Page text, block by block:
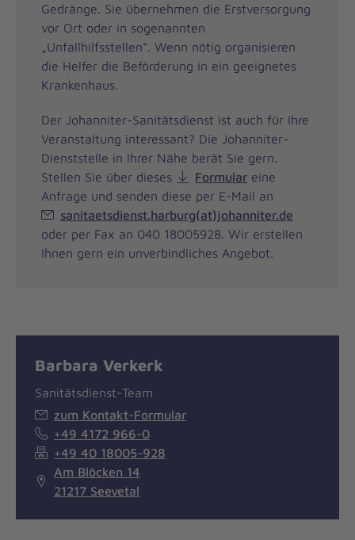
Gedränge. Sie übernehmen die Erstversorgung
vor Ort oder in sogenannten
„Unfallhilfsstellen“. Wenn nötig organisieren
die Helfer die Beförderung in ein geeignetes
Krankenhaus.
Der Johanniter-Sanitätsdienst ist auch für Ihre
Veranstaltung interessant? Die Johanniter-
Dienststelle in Ihrer Nähe berät Sie gern.
Stellen Sie über dieses
Formular eine
Anfrage und senden diese per E-Mail an
sanitaetsdienst.harburg(at)johanniter.de
oder per Fax an 040 18005928. Wir erstellen
Ihnen gern ein unverbindliches Angebot.
Barbara Verkerk
Sanitätsdienst-Team
zum Kontakt-Formular
+49 4172 966-0
+49 40 18005-928
Am Blöcken 14
21217 Seevetal